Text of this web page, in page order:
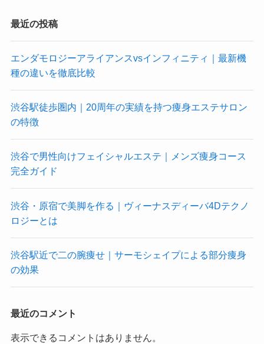
最近の投稿
エンダモロジーアライアンスvsインフィニティ｜最新機
種の違いを徹底比較
渋谷駅徒歩圏内｜20周年の実績を持つ痩身エステサロン
の特徴
渋谷で男性向けフェイシャルエステ｜メンズ痩身コース
完全ガイド
渋谷・原宿で美脚を作る｜ヴィーナスディーバ4Dテクノ
ロジーとは
渋谷駅近で二の腕痩せ｜サーモシェイプによる部分痩身
の効果
最近のコメント
表示できるコメントはありません。